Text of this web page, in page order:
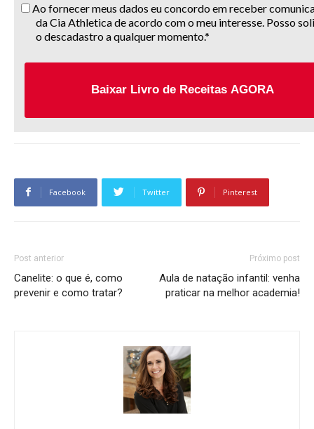
Ao fornecer meus dados eu concordo em receber
da Cia Athletica de acordo com o meu interesse. Posso
o descadastro a qualquer momento.*
Baixar Livro de Receitas AGORA
Facebook Twitter Pinterest
Post anterior
Canelite: o que é, como
prevenir e como tratar?
Próximo post
Aula de natação infantil: venha
praticar na melhor academia!